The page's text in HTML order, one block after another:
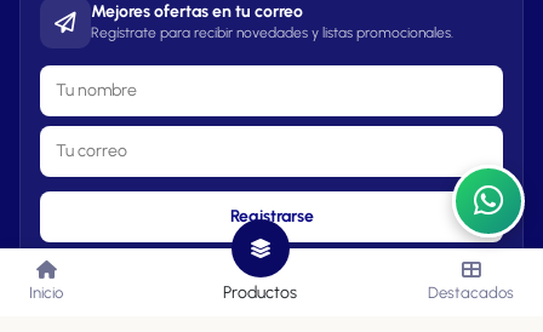
Mejores ofertas en tu correo
Regístrate para recibir novedades y listas promocionales.
Registrarse
Inicio Productos Destacados